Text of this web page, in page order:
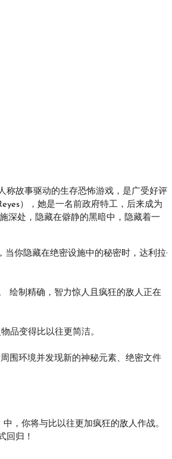
称故事驱动的生存恐怖游戏，是广受好评
），她是一名前政府特工，后来成为
深处，隐藏在僻静的黑暗中，隐藏着一
你隐藏在绝密设施中的秘密时，达利拉·
绘制精确，智力惊人且疯狂的敌人正在
品变得比以往更简洁。
围环境并发现新的神秘元素、绝密文件
，你将与比以往更加疯狂的敌人作战。
回归！